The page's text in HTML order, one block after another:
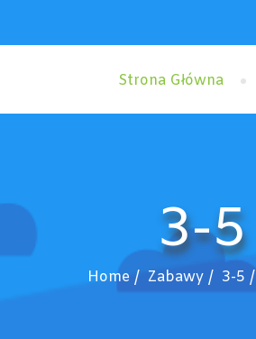
Strona Główna
3-5
Home Zabawy 3-5